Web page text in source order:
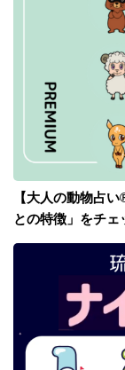
【大人の動物占
との特徴」をチェ